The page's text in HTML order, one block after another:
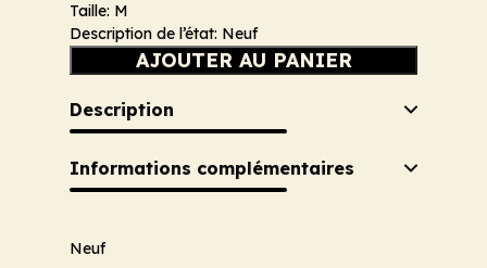
Taille: M
Description de l’état: Neuf
AJOUTER AU PANIER
Description
Informations complémentaires
Neuf